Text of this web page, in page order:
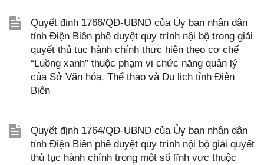
Quyết định 1766/QĐ-UBND của Ủy ban nhân dân
tỉnh Điện Biên phê duyệt quy trình nội bộ trong giải
quyết thủ tục hành chính thực hiện theo cơ chế
“Luồng xanh” thuộc phạm vi chức năng quản lý
của Sở Văn hóa, Thể thao và Du lịch tỉnh Điện
Biên
Quyết định 1764/QĐ-UBND của Ủy ban nhân dân
tỉnh Điện Biên phê duyệt quy trình nội bộ giải quyết
thủ tục hành chính trong một số lĩnh vực thuộc